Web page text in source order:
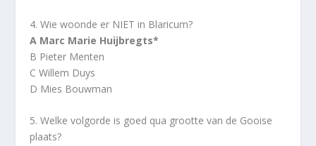
4. Wie woonde er NIET in Blaricum?
A Marc Marie Huijbregts*
B Pieter Menten
C Willem Duys
D Mies Bouwman
5. Welke volgorde is goed qua grootte van de Gooise
plaats?